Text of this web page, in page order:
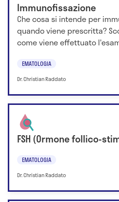
Immunofissazione
Che cosa si intende per
quando viene prescritta?
come viene effettuato
EMATOLOGIA
Dr. Christian Raddato
FSH (Ormone follico-
EMATOLOGIA
Dr. Christian Raddato